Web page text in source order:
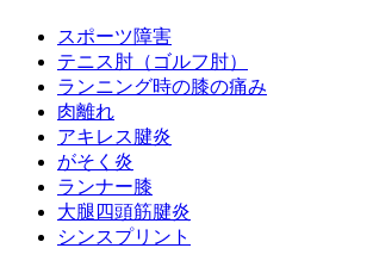
スポーツ障害
テニス肘（ゴルフ肘）
ランニング時の膝の痛み
肉離れ
アキレス腱炎
がそく炎
ランナー膝
大腿四頭筋腱炎
シンスプリント